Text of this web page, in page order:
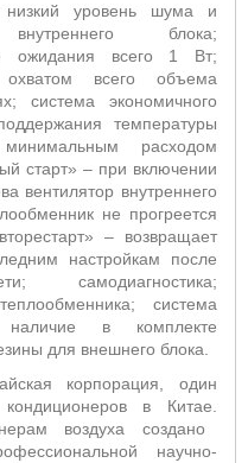
уровень шума и
блока;
ожидания всего 1 Вт;
всего объема
система экономичного
температуры
расходом
старт» – при включении
вентилятор внутреннего
не прогреется
– возвращает
настройкам после
самодиагностика;
система
в комплекте
для внешнего блока.
корпорация, один
в Китае.
воздуха создано
научно-